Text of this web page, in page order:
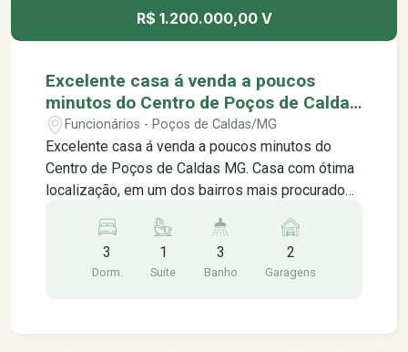
R$ 1.200.000,00 V
Excelente casa á venda a poucos
minutos do Centro de Poços de Caldas
MG.Funcionários - Poços de Caldas/MG
Excelente casa á venda a poucos minutos do
Centro de Poços de Caldas MG. Casa com ótima
localização, em um dos bairros mais procurados
Sala de estar 03 ambientes -Sala de jantar -
Escritório -02 banheiros sociais -Área de serviço
-Quintal espaçoso -02 vagas de garagem -
3
Dorm.
1
Suite
3
Banho
2
Garagens